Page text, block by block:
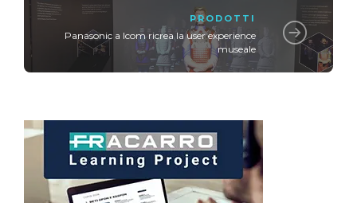
PRODOTTI
Panasonic a Icom ricrea la user experience
museale